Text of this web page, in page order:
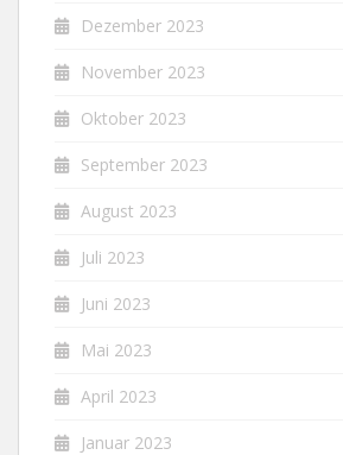
Dezember 2023
November 2023
Oktober 2023
September 2023
August 2023
Juli 2023
Juni 2023
Mai 2023
April 2023
Januar 2023